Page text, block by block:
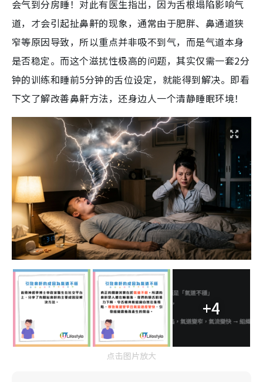
会气到分房睡！对此有医生指出，因为舌根塌陷影响气
道，才会引起扯鼻鼾的现象，通常由于肥胖、鼻通道狭
窄等原因导致，所以重点并非吸不到气，而是气道本身
是否稳定。而这个滋扰性极高的问题，其实仅需一套2分
钟的训练和睡前5分钟的舌位设定，就能得到解决。即看
下文了解改善鼻鼾方法，还身边人一个清静睡眠环境！
+4
点击图片放大